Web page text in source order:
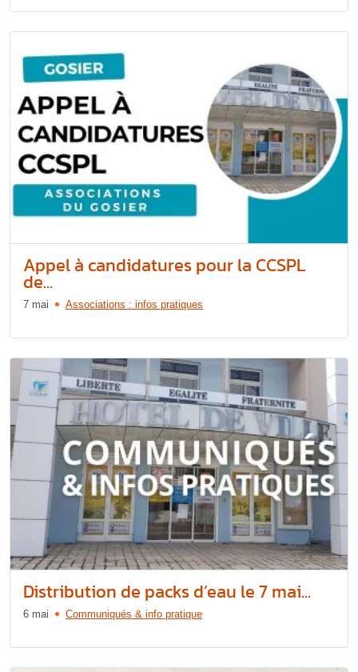
Appel à candidatures pour la CCSPL
de...
7 mai Associations : infos pratiques
Distribution de packs d’eau le 7 mai...
6 mai Communiqués & info pratique